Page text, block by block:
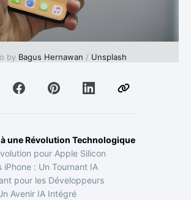
by Bagus Hernawan / Unsplash
une Révolution Technologique
pour Apple Silicon
iPhone : Un Tournant IA
pour les Développeurs
Avenir IA Intégré